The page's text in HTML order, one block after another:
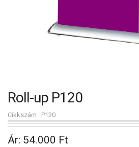
Roll-up P120
Cikkszám : P120
Ár: 54.000 Ft